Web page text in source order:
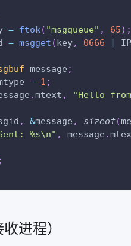
= ftok( "msgqueue" , 65) ;
= msgget (key, 0666 |
message ;
= 1 ;
.mtext , "Hello
, &message , sizeof(
%s\n" , message .
;
进程）